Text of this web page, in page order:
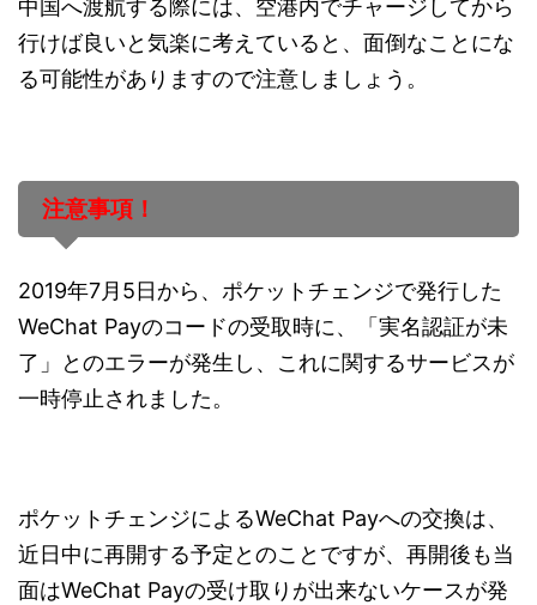
中国へ渡航する際には、空港内でチャージしてから
行けば良いと気楽に考えていると、面倒なことにな
る可能性がありますので注意しましょう。
注意事項！
2019年7月5日から、ポケットチェンジで発行した
WeChat Payのコードの受取時に、「実名認証が未
了」とのエラーが発生し、これに関するサービスが
一時停止されました。
ポケットチェンジによるWeChat Payへの交換は、
近日中に再開する予定とのことですが、再開後も当
面はWeChat Payの受け取りが出来ないケースが発